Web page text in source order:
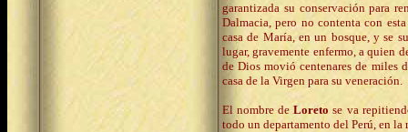
garantizada su conservación para
Dalmacia, pero no contenta con
casa de María, en un bosque, y se
lugar, gravemente enfermo, a quien
de Dios movió centenares de miles
casa de la Virgen para su veneración.
El nombre deLoretose va
todo un departamento del Perú, en